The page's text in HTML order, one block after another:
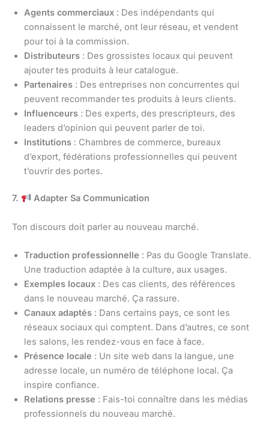
Agents commerciaux : Des indépendants qui
connaissent le marché, ont leur réseau, et vendent
pour toi à la commission.
Distributeurs : Des grossistes locaux qui peuvent
ajouter tes produits à leur catalogue.
Partenaires : Des entreprises non concurrentes qui
peuvent recommander tes produits à leurs clients.
Influenceurs : Des experts, des prescripteurs, des
leaders d’opinion qui peuvent parler de toi.
Institutions : Chambres de commerce, bureaux
d’export, fédérations professionnelles qui peuvent
t’ouvrir des portes.
7. Adapter Sa Communication
Ton discours doit parler au nouveau marché.
Traduction professionnelle : Pas du Google Translate.
Une traduction adaptée à la culture, aux usages.
Exemples locaux : Des cas clients, des références
dans le nouveau marché. Ça rassure.
Canaux adaptés : Dans certains pays, ce sont les
réseaux sociaux qui comptent. Dans d’autres, ce sont
les salons, les rendez-vous en face à face.
Présence locale : Un site web dans la langue, une
adresse locale, un numéro de téléphone local. Ça
inspire confiance.
Relations presse : Fais-toi connaître dans les médias
professionnels du nouveau marché.